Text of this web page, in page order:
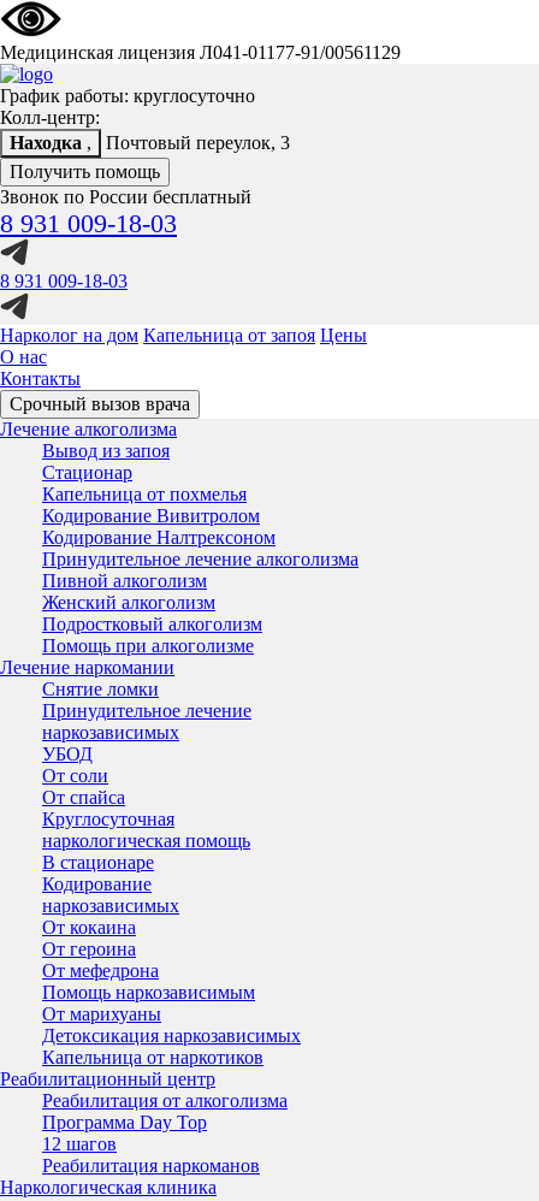
Медицинская лицензия Л041-01177-91/00561129
График работы: круглосуточно
Колл-центр:
Находка ,
Почтовый переулок, 3
Получить помощь
Звонок по России бесплатный
8 931 009-18-03
8 931 009-18-03
Нарколог на дом Капельница от запоя Цены
О нас
Контакты
Срочный вызов врача
Лечение алкоголизма
Вывод из запоя
Стационар
Капельница от похмелья
Кодирование Вивитролом
Кодирование Налтрексоном
Принудительное лечение алкоголизма
Пивной алкоголизм
Женский алкоголизм
Подростковый алкоголизм
Помощь при алкоголизме
Лечение наркомании
Снятие ломки
Принудительное лечение
наркозависимых
УБОД
От соли
От спайса
Круглосуточная
наркологическая помощь
В стационаре
Кодирование
наркозависимых
От кокаина
От героина
От мефедрона
Помощь наркозависимым
От марихуаны
Детоксикация наркозависимых
Капельница от наркотиков
Реабилитационный центр
Реабилитация от алкоголизма
Программа Day Top
12 шагов
Реабилитация наркоманов
Наркологическая клиника